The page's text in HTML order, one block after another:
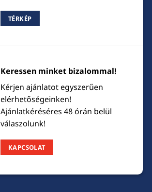
TÉRKÉP
Keressen minket bizalommal!
Kérjen ajánlatot egyszerűen
elérhetőségeinken!
Ajánlatkéréséres 48 órán belül
válaszolunk!
KAPCSOLAT